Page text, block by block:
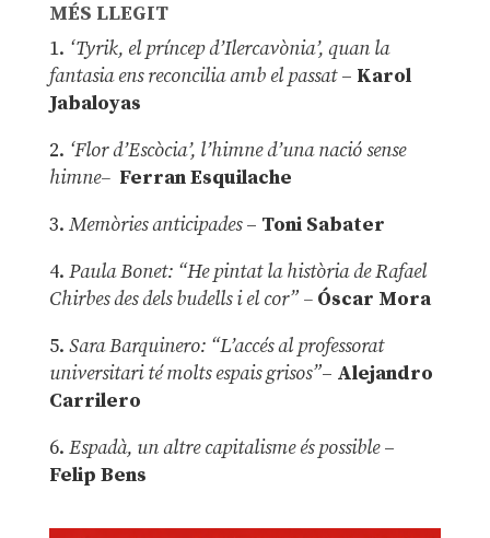
MÉS LLEGIT
1. ‘Tyrik, el príncep d’Ilercavònia’, quan la
fantasia ens reconcilia amb el passat– Karol
Jabaloyas
2. ‘Flor d’Escòcia’, l’himne d’una nació sense
himne– Ferran Esquilache
3. Memòries anticipades– Toni Sabater
4. Paula Bonet: “He pintat la història de Rafael
Chirbes des dels budells i el cor” –Óscar Mora
5. Sara Barquinero: “L’accés al professorat
universitari té molts espais grisos”– Alejandro
Carrilero
6. Espadà, un altre capitalisme és possible –
Felip Bens